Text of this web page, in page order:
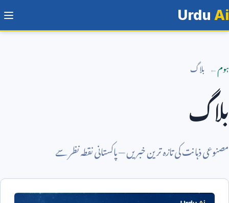
Urdu Ai
ہوم بلاگ
بلاگ
مصنوعی ذہانت کی تازہ ترین خبریں — پاکستانی نقطہ نظر سے